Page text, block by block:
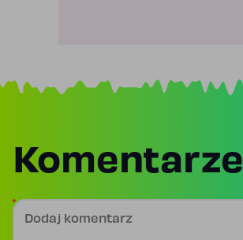
Komentarze
Dodaj komentarz